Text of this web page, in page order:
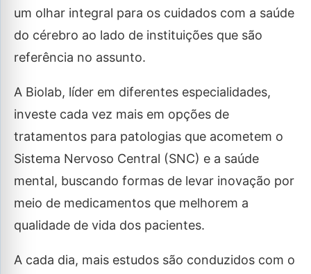
um olhar integral para os cuidados com a saúde
do cérebro ao lado de instituições que são
referência no assunto.
A Biolab, líder em diferentes especialidades,
investe cada vez mais em opções de
tratamentos para patologias que acometem o
Sistema Nervoso Central (SNC) e a saúde
mental, buscando formas de levar inovação por
meio de medicamentos que melhorem a
qualidade de vida dos pacientes.
A cada dia, mais estudos são conduzidos com o